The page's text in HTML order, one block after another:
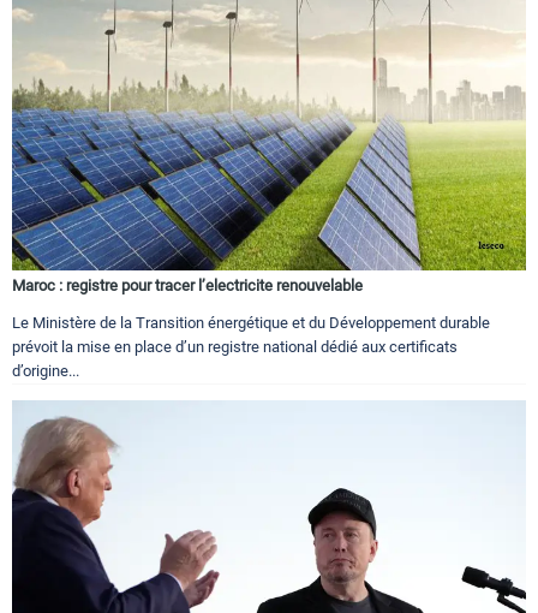
Maroc : registre pour tracer l’electricite renouvelable
Le Ministère de la Transition énergétique et du Développement durable
prévoit la mise en place d’un registre national dédié aux certificats
d’origine...